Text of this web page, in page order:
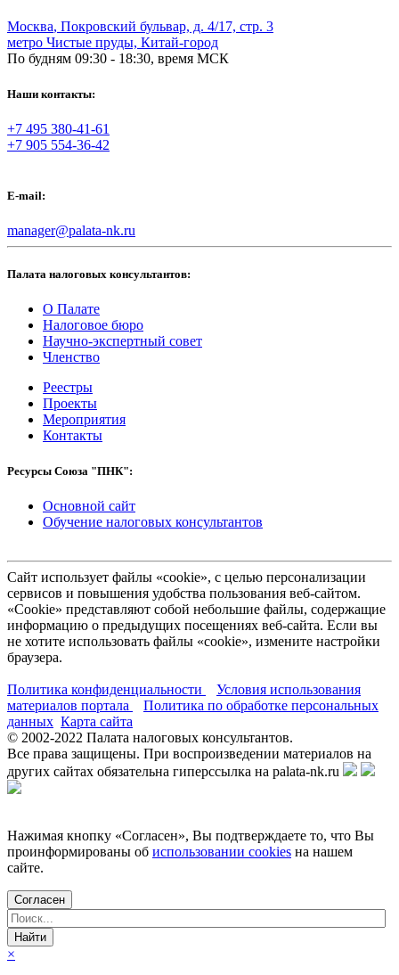
Москва, Покровский бульвар, д. 4/17, стр. 3
метро Чистые пруды, Китай-город
По будням 09:30 - 18:30, время МСК
Наши контакты:
+7 495 380-41-61
+7 905 554-36-42
E-mail:
manager@palata-nk.ru
Палата налоговых консультантов:
О Палате
Налоговое бюро
Научно-экспертный совет
Членство
Реестры
Проекты
Мероприятия
Контакты
Ресурсы Союза "ПНК":
Основной сайт
Обучение налоговых консультантов
Сайт использует файлы «cookie», с целью персонализации
сервисов и повышения удобства пользования веб-сайтом.
«Cookie» представляют собой небольшие файлы, содержащие
информацию о предыдущих посещениях веб-сайта. Если вы
не хотите использовать файлы «cookie», измените настройки
браузера.
Политика конфиденциальности
Условия использования
материалов портала
Политика по обработке персональных
данных Карта сайта
© 2002-2022 Палата налоговых консультантов.
Все права защищены. При воспроизведении материалов на
других сайтах обязательна гиперссылка на palata-nk.ru
Нажимая кнопку «Согласен», Вы подтверждаете то, что Вы
проинформированы об использовании cookies на нашем
сайте.
Согласен
×